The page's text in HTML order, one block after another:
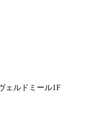
ェルドミール1F